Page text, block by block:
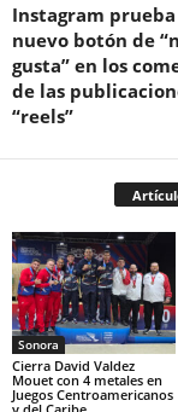
Instagram
nuevo botón de
gusta” en los
de las
“reels”
Sonora
Cierra David Valdez
Mouet con 4 metales en
Juegos Centroamericanos